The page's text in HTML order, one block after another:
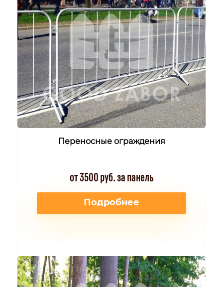
Переносные ограждения
от 3500 руб. за панель
Подробнее